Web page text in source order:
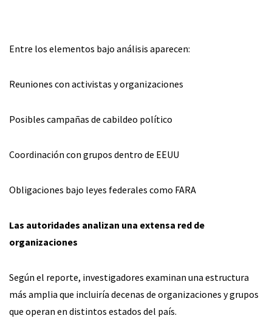
Entre los elementos bajo análisis aparecen:
Reuniones con activistas y organizaciones
Posibles campañas de cabildeo político
Coordinación con grupos dentro de EEUU
Obligaciones bajo leyes federales como FARA
Las autoridades analizan una extensa red de
organizaciones
Según el reporte, investigadores examinan una estructura
más amplia que incluiría decenas de organizaciones y grupos
que operan en distintos estados del país.